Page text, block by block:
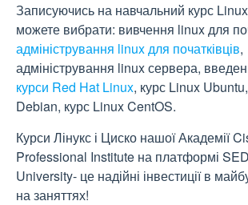
Записуючись на навчальний курс
можете вибрати: вивчення linux для
адміністрування linux для початківців,
адміністрування linux сервера,
курси Red Hat Linux, курс Linux
Debian, курс Linux CentOS.
Курси Лінукс і Циско нашої Академії
Professional Institute на платформі
University- це надійні інвестиції в
на заняттях!